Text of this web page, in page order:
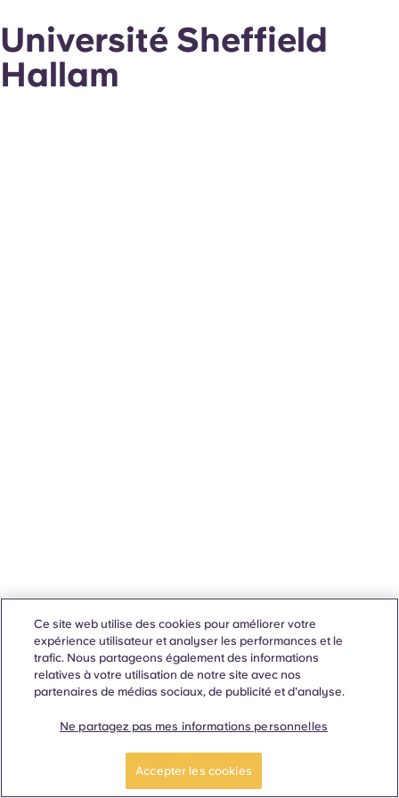
Université Sheffield
Hallam
Ce site web utilise des cookies pour améliorer votre
expérience utilisateur et analyser les performances et le
trafic. Nous partageons également des informations
relatives à votre utilisation de notre site avec nos
partenaires de médias sociaux, de publicité et d'analyse.
Ne partagez pas mes informations personnelles
Accepter les cookies